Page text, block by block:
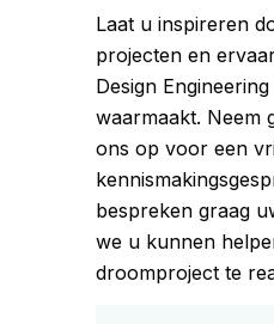
Laat u inspireren
projecten en
Design
waarmaakt. Neem
ons op voor een
bespreken graag
we u kunnen
droomproject te